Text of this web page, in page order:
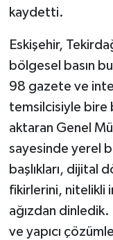
kaydetti.
Eskişehir,
bölgesel basın
98 gazete ve
temsilcisiyle bire
aktaran Genel
sayesinde yerel
başlıkları, dijital
fikirlerini, nitelikli
ağızdan dinledik.
ve yapıcı